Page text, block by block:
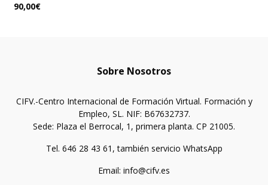
90,00€
Sobre Nosotros
CIFV.-Centro Internacional de Formación Virtual. Formación y
Empleo, SL. NIF: B67632737.
Sede: Plaza el Berrocal, 1, primera planta. CP 21005.
Tel. 646 28 43 61, también servicio WhatsApp
Email: info@cifv.es